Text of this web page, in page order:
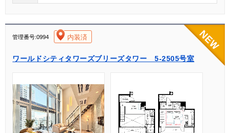
管理番号:0994 内装済
ワールドシティタワーズブリーズタワー 5-2505号室
[004]